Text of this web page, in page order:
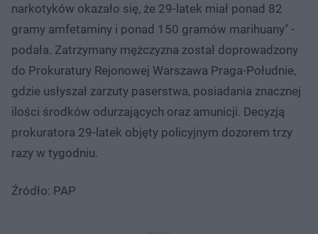
narkotyków okazało się, że 29-latek miał ponad 82
gramy amfetaminy i ponad 150 gramów marihuany" -
podała. Zatrzymany mężczyzna został doprowadzony
do Prokuratury Rejonowej Warszawa Praga-Południe,
gdzie usłyszał zarzuty paserstwa, posiadania znacznej
ilości środków odurzających oraz amunicji. Decyzją
prokuratora 29-latek objęty policyjnym dozorem trzy
razy w tygodniu.
Źródło: PAP